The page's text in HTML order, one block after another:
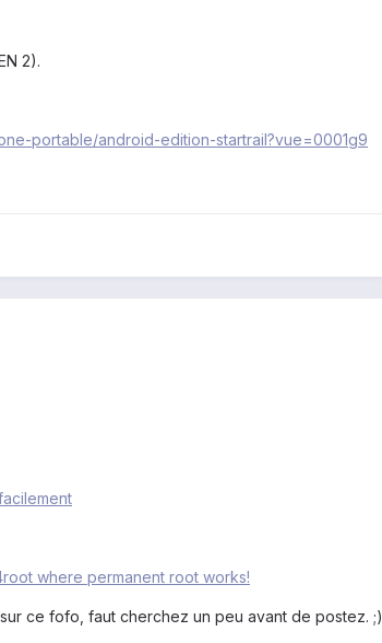
2).
portable/android-edition-startrail?vue=0001g9
where permanent root works!
ce fofo, faut cherchez un peu avant de postez. ;)